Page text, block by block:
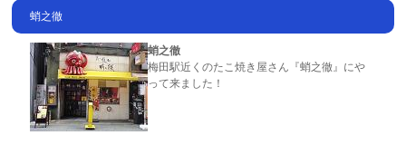
蛸之徹
蛸之徹
梅田駅近くのたこ焼き屋さん『蛸之徹』にや
って来ました！